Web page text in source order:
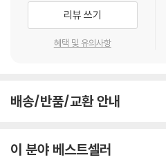
리뷰 쓰기
혜택 및 유의사항
배송/반품/교환 안내
이 분야 베스트셀러